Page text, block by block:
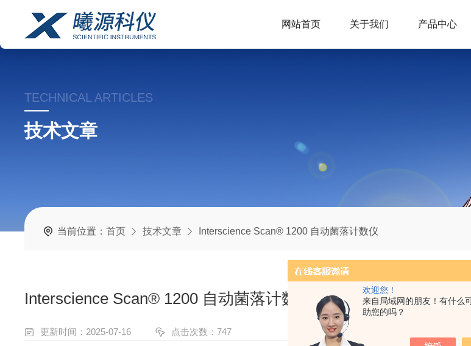
欢迎您！
来自局域网的朋友！有什么
助您的吗？
网站首页 关于我们 产品中心
TECHNICAL ARTICLES
技术文章
当前位置：首页 技术文章 Interscience Scan® 1200 自动菌落计数仪
Interscience Scan® 1200 自动菌落计数仪
更新时间：2025-07-16 点击次数：747